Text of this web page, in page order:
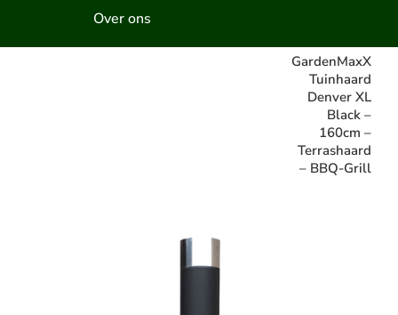
Over ons
GardenMaxX
Tuinhaard
Denver XL
Black –
160cm –
Terrashaard
– BBQ-Grill